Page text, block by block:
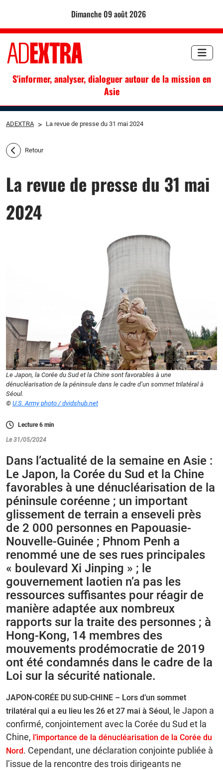
dimanche 09 août 2026
S'informer, analyser, dialoguer autour de la mission en
Asie
ADEXTRA > La revue de presse du 31 mai 2024
Retour
La revue de presse du 31 mai
2024
Le Japon, la Corée du Sud et la Chine sont favorables à une
dénucléarisation de la péninsule dans le cadre d’un sommet trilatéral à
Séoul.
© U.S. Army photo / dvidshub.net
Lecture6 min
Le 31/05/2024
Dans l’actualité de la semaine en Asie :
Le Japon, la Corée du Sud et la Chine
favorables à une dénucléarisation de la
péninsule coréenne ; un important
glissement de terrain a enseveli près
de 2 000 personnes en Papouasie-
Nouvelle-Guinée ; Phnom Penh a
renommé une de ses rues principales
« boulevard Xi Jinping » ; le
gouvernement laotien n’a pas les
ressources suffisantes pour réagir de
manière adaptée aux nombreux
rapports sur la traite des personnes ; à
Hong-Kong, 14 membres des
mouvements prodémocratie de 2019
ont été condamnés dans le cadre de la
Loi sur la sécurité nationale.
JAPON-CORÉE DU SUD-CHINE – Lors d’un sommet
trilatéral qui a eu lieu les 26 et 27 mai à Séoul , le Japon a
confirmé, conjointement avec la Corée du Sud et la
Chine, l’importance de la dénucléarisation de la Corée du
Nord. Cependant, une déclaration conjointe publiée à
l’issue de la rencontre des trois dirigeants ne